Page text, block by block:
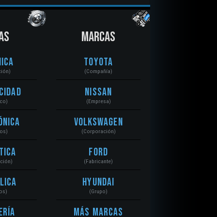
MARCAS
Toyota
(Compañía)
Nissan
(Empresa)
Volkswagen
(Corporación)
Ford
(Fabricante)
Hyundai
(Grupo)
Más Marcas